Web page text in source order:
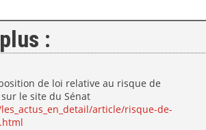
:
de loi relative au risque de
le site du Sénat
article/risque-de-